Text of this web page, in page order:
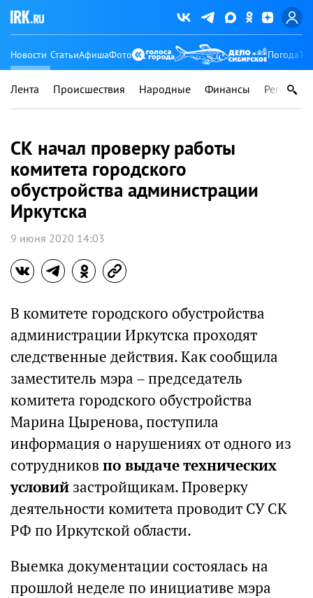
Новости СтатьиАфишаФото Погода
Лента Происшествия Народные Финансы Регионы
СК начал проверку работы
комитета городского
обустройства администрации
Иркутска
9 июня 2020 14:03
В комитете городского обустройства
администрации Иркутска проходят
следственные действия. Как сообщила
заместитель мэра – председатель
комитета городского обустройства
Марина Цыренова, поступила
информация о нарушениях от одного из
сотрудников по выдаче технических
условий застройщикам. Проверку
деятельности комитета проводит СУ СК
РФ по Иркутской области.
Выемка документации состоялась на
прошлой неделе по инициативе мэра